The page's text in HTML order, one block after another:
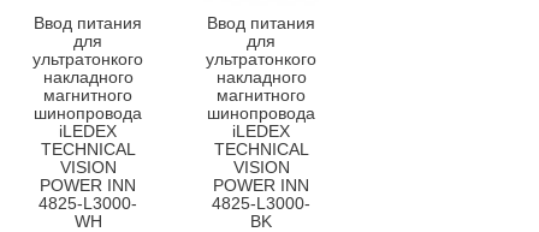
Ввод питания
для
ультратонкого
накладного
магнитного
шинопровода
iLEDEX
TECHNICAL
VISION
POWER INN
4825-L3000-
WH
Ввод питания
для
ультратонкого
накладного
магнитного
шинопровода
iLEDEX
TECHNICAL
VISION
POWER INN
4825-L3000-
BK